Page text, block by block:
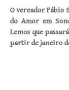
O vereador Fábio
do Amor em
Lemos que
partir de janeiro